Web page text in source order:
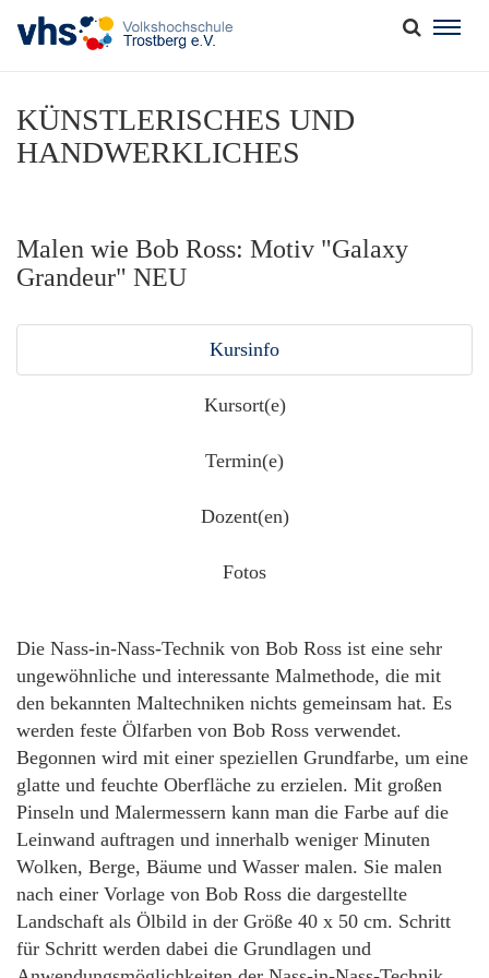
KÜNSTLERISCHES UND
HANDWERKLICHES
Malen wie Bob Ross: Motiv "Galaxy
Grandeur" NEU
Kursinfo
Kursort(e)
Termin(e)
Dozent(en)
Fotos
Die Nass-in-Nass-Technik von Bob Ross ist eine sehr
ungewöhnliche und interessante Malmethode, die mit
den bekannten Maltechniken nichts gemeinsam hat. Es
werden feste Ölfarben von Bob Ross verwendet.
Begonnen wird mit einer speziellen Grundfarbe, um eine
glatte und feuchte Oberfläche zu erzielen. Mit großen
Pinseln und Malermessern kann man die Farbe auf die
Leinwand auftragen und innerhalb weniger Minuten
Wolken, Berge, Bäume und Wasser malen. Sie malen
nach einer Vorlage von Bob Ross die dargestellte
Landschaft als Ölbild in der Größe 40 x 50 cm. Schritt
für Schritt werden dabei die Grundlagen und